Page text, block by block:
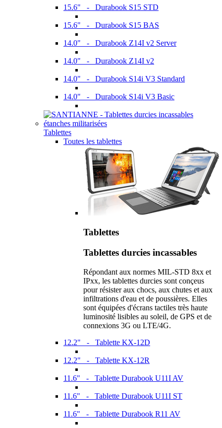
15.6" - Durabook S15 STD
15.6" - Durabook S15 BAS
14.0" - Durabook Z14I v2 Server
14.0" - Durabook Z14I v2
14.0" - Durabook S14i V3 Standard
14.0" - Durabook S14i V3 Basic
Tablettes
Toutes les tablettes
Tablettes
Tablettes durcies incassables
Répondant aux normes MIL-STD 8xx et
IPxx, les tablettes durcies sont conçeus
pour résister aux chocs, aux chutes et aux
infiltrations d'eau et de poussières. Elles
sont équipées d'écrans tactiles très haute
luminosité lisibles au soleil, de GPS et de
connexions 3G ou LTE/4G.
12.2" - Tablette KX-12D
12.2" - Tablette KX-12R
11.6" - Tablette Durabook U11I AV
11.6" - Tablette Durabook U11I ST
11.6" - Tablette Durabook R11 AV